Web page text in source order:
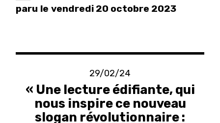
paru le vendredi 20 octobre 2023
29/02/24
« Une lecture édifiante, qui
nous inspire ce nouveau
slogan révolutionnaire :